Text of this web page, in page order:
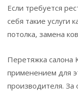
Если требуется
себя такие услуги
потолка, замена
Перетяжка салона
применением для
производителя. За